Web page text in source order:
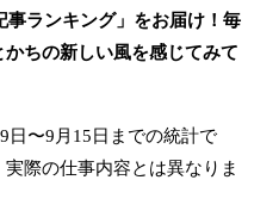
事ランキング」をお届け！毎
ちの新しい風を感じてみて
〜9月15日までの統計で
際の仕事内容とは異なりま